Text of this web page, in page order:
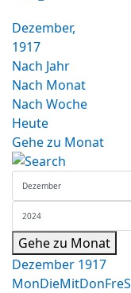
Dezember,
1917
Nach Jahr
Nach Monat
Nach Woche
Heute
Gehe zu Monat
Gehe zu Monat
Dezember 1917
MonDieMitDonFre